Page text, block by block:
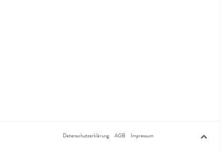
Datenschutzerklärung AGB Impressum